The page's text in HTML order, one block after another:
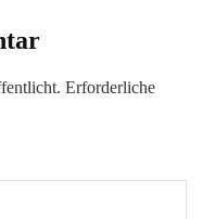
Erforderliche